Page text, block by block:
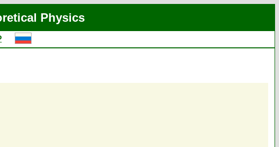
Physics